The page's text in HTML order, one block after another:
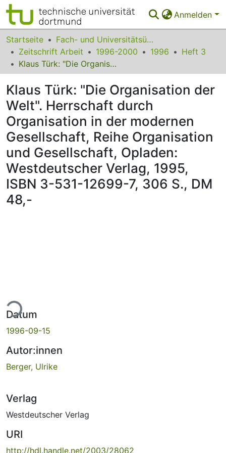
Anmelden
Bereiche & Sammlungen
Das gesamte Repositorium
FAQ
Leitlinien
Zurück zur Startseite
Startseite
Fach- und Universitätsübergreifendes
Zeitschrift Arbeit
1996-2000 1996
Heft 3
Klaus Türk: "Die Organisation der Welt". Herrschaft durch Organisation in der modernen Gesellschaft, Reihe Organisation und Gesellschaft, Opladen: Westdeutscher Verlag, 1995, ISBN 3-531-12699-7, 306 S., DM 48,-
Klaus Türk: "Die Organisation der
Welt". Herrschaft durch
Organisation in der modernen
Gesellschaft, Reihe Organisation
und Gesellschaft, Opladen:
Westdeutscher Verlag, 1995,
ISBN 3-531-12699-7, 306 S., DM
48,-
Datum
1996-09-15
Autor:innen
Berger, Ulrike
Verlag
Westdeutscher Verlag
URI
http://hdl.handle.net/2003/28062